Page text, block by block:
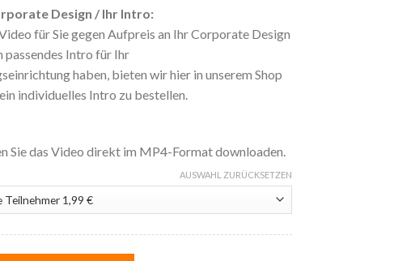
Design / Ihr Intro:
für Sie gegen Aufpreis an Ihr Corporate Design
passendes Intro für Ihr
haben, bieten wir hier in unserem Shop
individuelles Intro zu bestellen.
Sie das Video direkt im MP4-Format downloaden.
AUSWAHL ZURÜCKSETZEN